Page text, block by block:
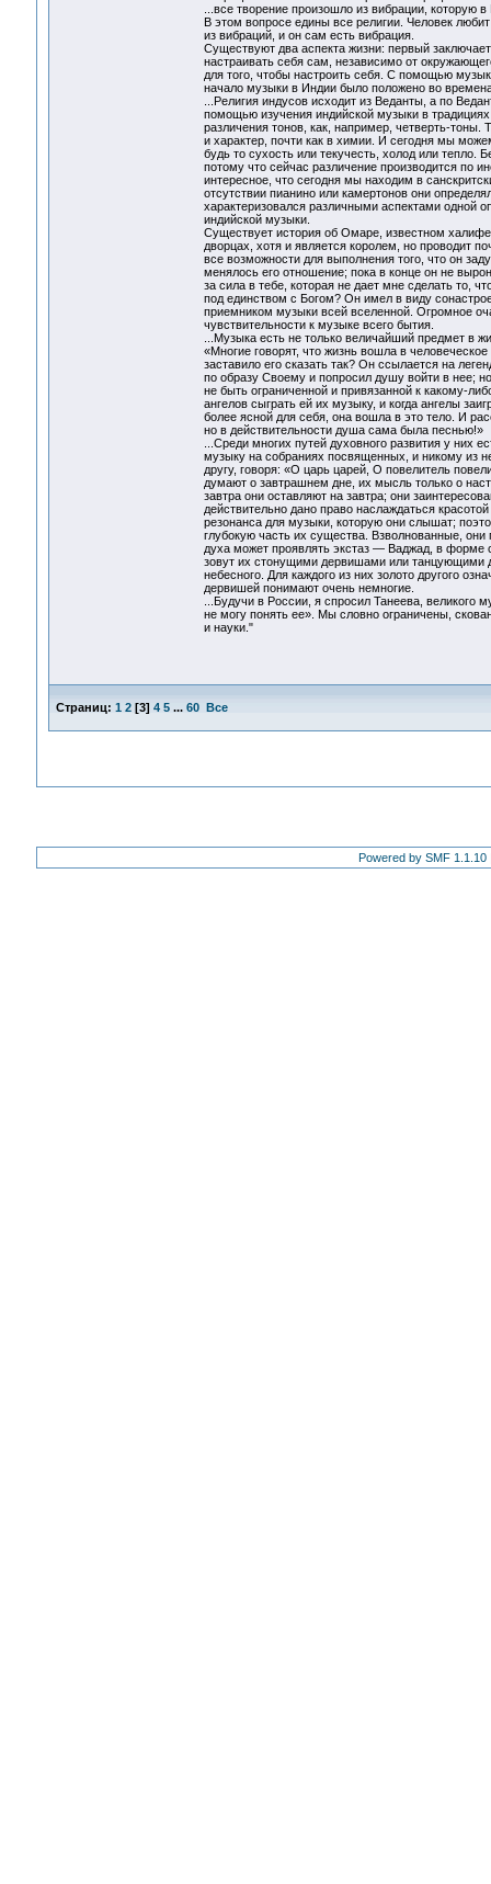
...все творение произошло из вибрации,
В этом вопросе едины все религии. Человек
из вибраций, и он сам есть вибрация.
Существуют два аспекта жизни: первый
настраивать себя сам, независимо от
для того, чтобы настроить себя. С помощью
начало музыки в Индии было положено во
...Религия индусов исходит из Веданты, а по
помощью изучения индийской музыки в
различения тонов, как, например, четверть-тоны.
и характер, почти как в химии. И сегодня мы
будь то сухость или текучесть, холод или тепло.
потому что сейчас различение производится по
интересное, что сегодня мы находим в
отсутствии пианино или камертонов они
характеризовался различными аспектами одной
индийской музыки.
Существует история об Омаре, известном
дворцах, хотя и является королем, но проводит
все возможности для выполнения того, что он
менялось его отношение; пока в конце он не
за сила в тебе, которая не дает мне сделать то,
под единством с Богом? Он имел в виду
приемником музыки всей вселенной. Огромное
чувствительности к музыке всего бытия.
...Музыка есть не только величайший предмет в
«Многие говорят, что жизнь вошла в
заставило его сказать так? Он ссылается на
по образу Своему и попросил душу войти в нее;
не быть ограниченной и привязанной к какому-
ангелов сыграть ей их музыку, и когда ангелы
более ясной для себя, она вошла в это тело. И
но в действительности душа сама была песнью!»
...Среди многих путей духовного развития у
музыку на собраниях посвященных, и никому из
другу, говоря: «О царь царей, О повелитель
думают о завтрашнем дне, их мысль только о
завтра они оставляют на завтра; они
действительно дано право наслаждаться
резонанса для музыки, которую они слышат;
глубокую часть их существа. Взволнованные,
духа может проявлять экстаз — Ваджад, в форме
зовут их стонущими дервишами или танцующими
небесного. Для каждого из них золото другого
дервишей понимают очень немногие.
...Будучи в России, я спросил Танеева,
не могу понять ее». Мы словно ограничены,
и науки."
Страниц: 1 2[3] 4 5 ... 60 Все
Powered by SMF 1.1.10